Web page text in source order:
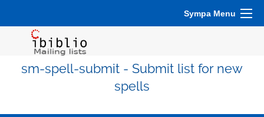
Sympa Menu
sm-spell-submit - Submit list for new
spells